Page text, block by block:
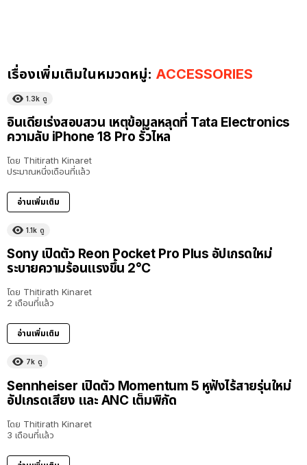
เรื่องเพิ่มเติมในหมวดหมู่: ACCESSORIES
1.3k ดู
อินเดียเร่งสอบสวน เหตุข้อมูลหลุดที่ Tata Electronics
ความลับ iPhone 18 Pro รั่วไหล
โดย Thitirath Kinaret
ประมาณหนึ่งเดือนที่แล้ว
อ่านเพิ่มเติม
1.1k ดู
Sony เปิดตัว Reon Pocket Pro Plus อัปเกรดใหม่
ระบายความร้อนแรงขึ้น 2°C
โดย Thitirath Kinaret
2 เดือนที่แล้ว
อ่านเพิ่มเติม
7k ดู
Sennheiser เปิดตัว Momentum 5 หูฟังไร้สายรุ่นใหม่
อัปเกรดเสียง และ ANC เต็มพิกัด
โดย Thitirath Kinaret
3 เดือนที่แล้ว